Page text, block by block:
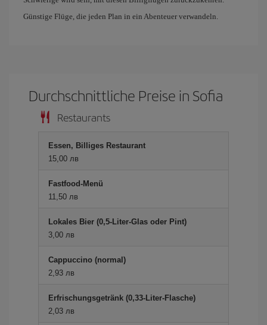
Günstige Flüge, die jeden Plan in ein Abenteuer verwandeln.
Durchschnittliche Preise in Sofia
Restaurants
Essen, Billiges Restaurant
15,00 лв
Fastfood-Menü
11,50 лв
Lokales Bier (0,5-Liter-Glas oder Pint)
3,00 лв
Cappuccino (normal)
2,93 лв
Erfrischungsgetränk (0,33-Liter-Flasche)
2,03 лв